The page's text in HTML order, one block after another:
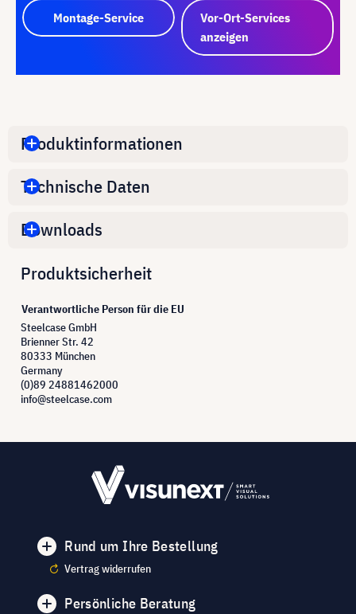
Montage-Service
Vor-Ort-Services
anzeigen
Produktinformationen
Technische Daten
Downloads
Produktsicherheit
Verantwortliche Person für die EU
Steelcase GmbH
Brienner Str. 42
80333 München
Germany
(0)89 24881462000
info@steelcase.com
Rund um Ihre Bestellung
Vertrag widerrufen
Persönliche Beratung